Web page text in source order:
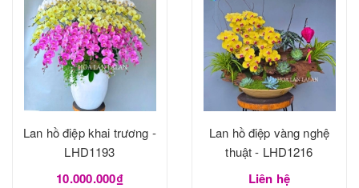
Lan hồ điệp khai trương -
LHD1193
10.000.000₫
Lan hồ điệp vàng nghệ
thuật - LHD1216
Liên hệ